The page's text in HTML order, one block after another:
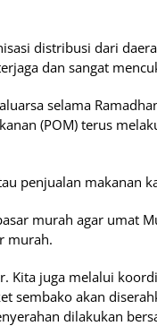
distribusi dari
dan sangat
selama
(POM) terus
penjualan makanan
murah agar umat
murah.
Kita juga melalui
sembako akan
dilakukan